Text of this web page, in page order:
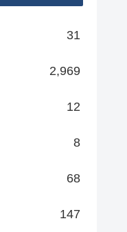
31
2,969
12
8
68
147